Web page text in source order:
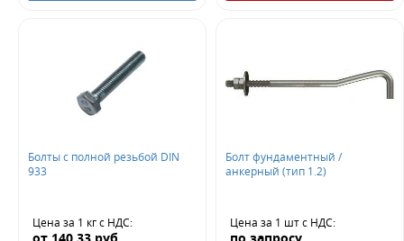
Болты с полной резьбой DIN
933
Цена за 1 кгс НДС:
Болт фундаментный /
анкерный (тип 1.2)
Цена за 1 штс НДС: